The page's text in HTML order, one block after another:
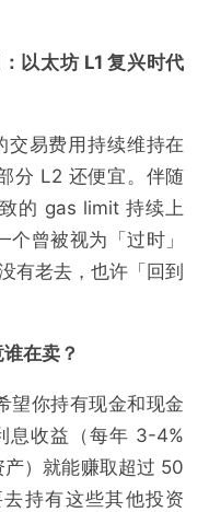
以太坊 L1 复兴时代
交易费用持续维持在
分 L2 还便宜。伴随
的 gas limit 持续上
曾被视为「过时」
有老去，也许「回到
在卖？
望你持有现金和现金
息收益（每年 3-4%
）就能赚取超过 50
持有这些其他投资